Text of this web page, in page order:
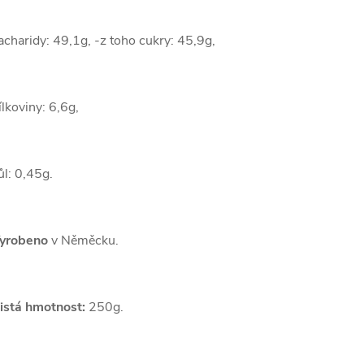
49,1g, -z toho cukry: 45,9g,
6,6g,
0,45g.
v Něměcku.
hmotnost: 250g.